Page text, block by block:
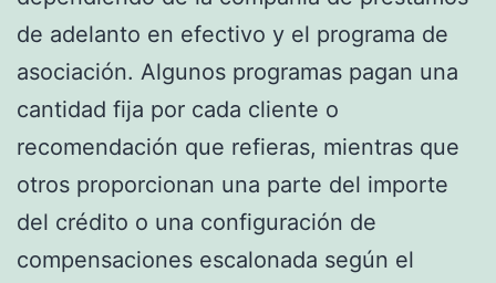
de adelanto en efectivo y el programa de
asociación. Algunos programas pagan una
cantidad fija por cada cliente o
recomendación que refieras, mientras que
otros proporcionan una parte del importe
del crédito o una configuración de
compensaciones escalonada según el